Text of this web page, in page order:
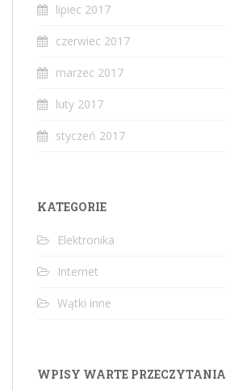
lipiec 2017
czerwiec 2017
marzec 2017
luty 2017
styczeń 2017
KATEGORIE
Elektronika
Internet
Wątki inne
WPISY WARTE PRZECZYTANIA